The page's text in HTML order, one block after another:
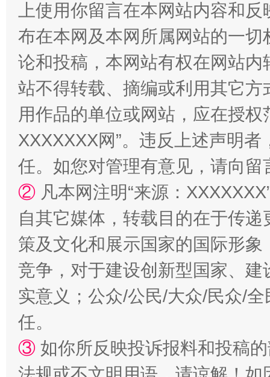
扯下公款旅游的“隐身衣” 如何以
“蜀中异人”王建安的艺术幻境
上使用你留言在本网站内容和
布在本网及本网所属网站的一
论和投稿，本网站有权在网站
站不得转载、摘编或利用其它
用作品的单位或网站，应在授
XXXXXXX网”。违反上述声明
任。如您对管理有意见，请向
② 凡本网注明“来源：
自其它媒体，转载目的在于传
策及文化和展示国家的国际形
竞争，对于建设创新型国家、
实意义；公众/公民/大众/民众/
任。
③ 如你所反映投诉报料和投稿